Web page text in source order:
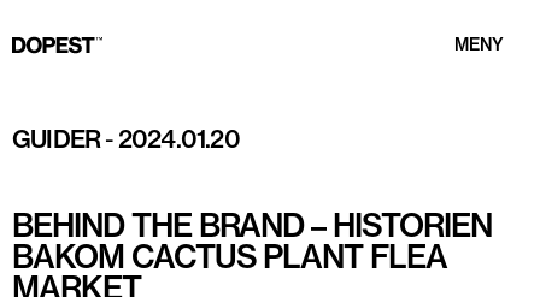
MENY
GUIDER-2024.01.20
BEHIND THE BRAND – HISTORIEN
BAKOM CACTUS PLANT FLEA
MARKET